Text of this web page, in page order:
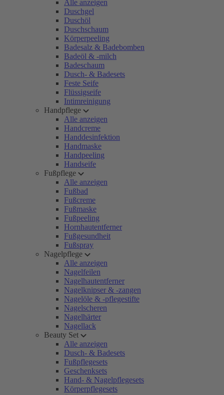
Alle anzeigen
Duschgel
Duschöl
Duschschaum
Körperpeeling
Badesalz & Badebomben
Badeöl & -milch
Badeschaum
Dusch- & Badesets
Feste Seife
Flüssigseife
Intimreinigung
Handpflege
Alle anzeigen
Handcreme
Handdesinfektion
Handmaske
Handpeeling
Handseife
Fußpflege
Alle anzeigen
Fußbad
Fußcreme
Fußmaske
Fußpeeling
Hornhautentferner
Fußgesundheit
Fußspray
Nagelpflege
Alle anzeigen
Nagelfeilen
Nagelhautentferner
Nagelknipser & -zangen
Nagelöle & -pflegestifte
Nagelscheren
Nagelhärter
Nagellack
Beauty Set
Alle anzeigen
Dusch- & Badesets
Fußpflegesets
Geschenksets
Hand- & Nagelpflegesets
Körperpflegesets